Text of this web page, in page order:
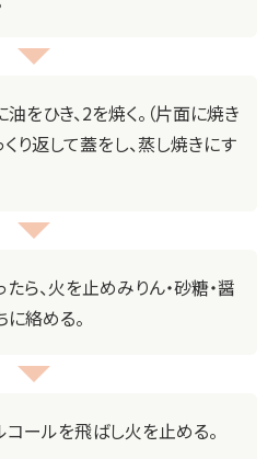
をひき、2を焼く。（片面に焼き
り返して蓋をし、蒸し焼きにす
ら、火を止めみりん・砂糖・醤
絡める。
コールを飛ばし火を止める。